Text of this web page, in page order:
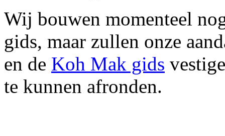
Wij bouwen momenteel
gids, maar zullen onze
en de Koh Mak gids
te kunnen afronden.